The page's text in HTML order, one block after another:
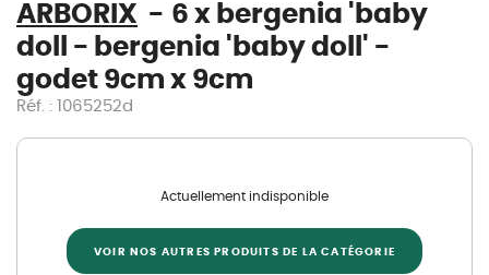
ARBORIX
6 x bergenia 'baby
doll - bergenia 'baby doll' -
godet 9cm x 9cm
Réf. : 1065252d
Actuellement indisponible
VOIR NOS AUTRES PRODUITS DE LA CATÉGORIE